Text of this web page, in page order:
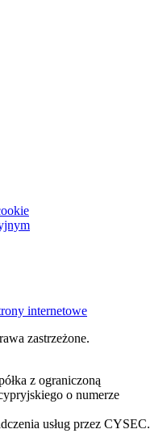
internetowe
zastrzeżone.
z ograniczoną
o numerze
usług przez CYSEC.